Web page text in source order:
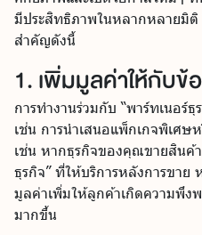
มีประสิทธิภาพในหลากหลายมิ
สำคัญดังนี้
1. เพิ่มมูลค่าให้กับข้
การทำงานร่วมกับ “พาร์ทเนอร์
เช่น การนำเสนอแพ็กเกจพิเศษ
เช่น หากธุรกิจของคุณขายสินค้
ธุรกิจ” ที่ให้บริการหลังการขาย
มูลค่าเพิ่มให้ลูกค้าเกิดความพึ
มากขึ้น